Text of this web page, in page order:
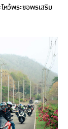
หว้พระขอพรเสริม